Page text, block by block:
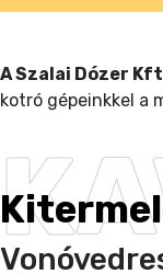
A Szalai Dózer Kft
kotró gépeinkkel a